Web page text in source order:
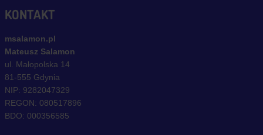
KONTAKT
msalamon.pl
Mateusz Salamon
ul. Małopolska 14
81-555 Gdynia
NIP: 9282047329
REGON: 080517896
BDO: 000356585